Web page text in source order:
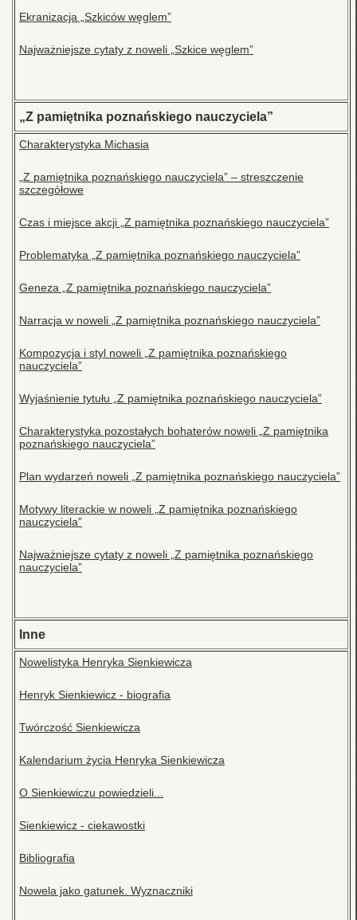
Ekranizacja „Szkiców węglem”
Najważniejsze cytaty z noweli „Szkice węglem”
„Z pamiętnika poznańskiego nauczyciela”
Charakterystyka Michasia
„Z pamiętnika poznańskiego nauczyciela” – streszczenie
szczegółowe
Czas i miejsce akcji „Z pamiętnika poznańskiego nauczyciela”
Problematyka „Z pamiętnika poznańskiego nauczyciela”
Geneza „Z pamiętnika poznańskiego nauczyciela”
Narracja w noweli „Z pamiętnika poznańskiego nauczyciela”
Kompozycja i styl noweli „Z pamiętnika poznańskiego
nauczyciela”
Wyjaśnienie tytułu „Z pamiętnika poznańskiego nauczyciela”
Charakterystyka pozostałych bohaterów noweli „Z pamiętnika
poznańskiego nauczyciela”
Plan wydarzeń noweli „Z pamiętnika poznańskiego nauczyciela”
Motywy literackie w noweli „Z pamiętnika poznańskiego
nauczyciela”
Najważniejsze cytaty z noweli „Z pamiętnika poznańskiego
nauczyciela”
Inne
Nowelistyka Henryka Sienkiewicza
Henryk Sienkiewicz - biografia
Twórczość Sienkiewicza
Kalendarium życia Henryka Sienkiewicza
O Sienkiewiczu powiedzieli...
Sienkiewicz - ciekawostki
Bibliografia
Nowela jako gatunek. Wyznaczniki